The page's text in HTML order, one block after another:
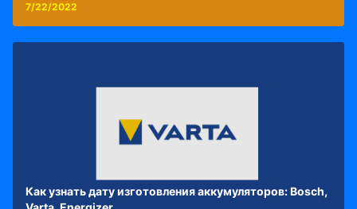
7/22/2022
Как узнать дату изготовления аккумуляторов: Bosch,